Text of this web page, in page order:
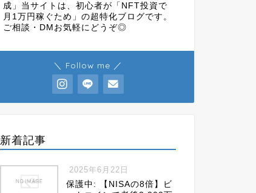
成」当サイトは、初心者が「NFT投資で
月1万円稼ぐため」の超特化ブログです。
ご相談・DMお気軽にどうぞ◎
＼ Follow me ／
新着記事
2025年6月22日
保護中: 【NISAの8倍】ビ